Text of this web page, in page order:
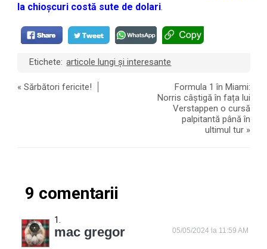
la chioșcuri costă sute de dolari.
Etichete: articole lungi și interesante
«Sărbători fericite!
Formula 1 în Miami:
Norris câștigă în fața lui
Verstappen o cursă
palpitantă până în
ultimul tur »
9 comentarii
mac gregor 05/05/2024 la 11:59 AM